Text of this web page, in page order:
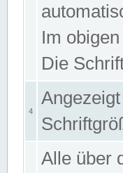
Im
Die
4
Alle über